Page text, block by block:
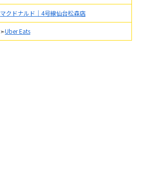
マクドナルド｜4号線仙台松森店
➣Uber Eats